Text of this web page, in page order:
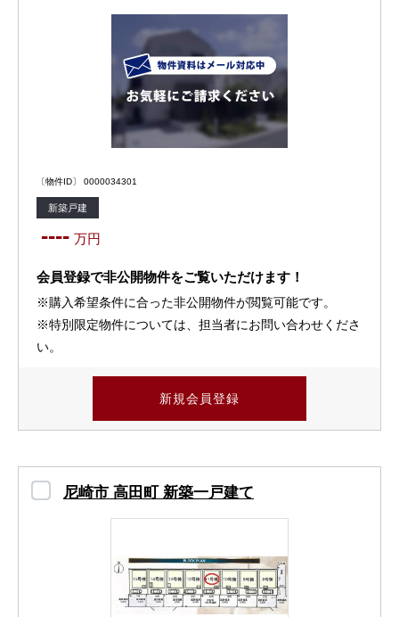
〔物件ID〕 0000034301
新築戸建
---- 万円
会員登録で非公開物件をご覧いただけます！
※購入希望条件に合った非公開物件が閲覧可能です。
※特別限定物件については、担当者にお問い合わせくださ
い。
新規会員登録
尼崎市 高田町 新築一戸建て